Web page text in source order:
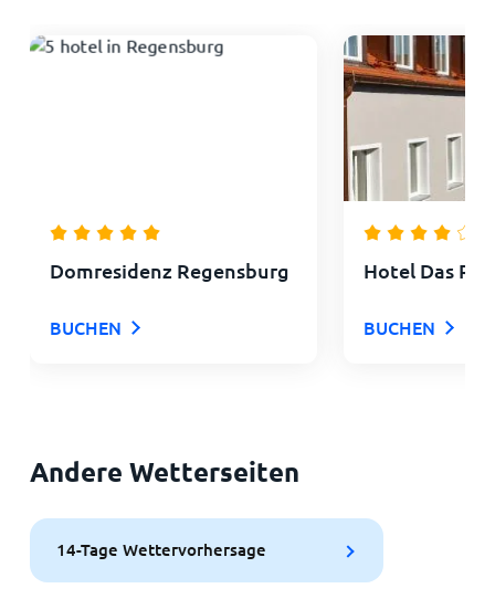
Domresidenz Regensburg
BUCHEN
Hotel Das
BUCHEN
Andere Wetterseiten
14-Tage Wettervorhersage